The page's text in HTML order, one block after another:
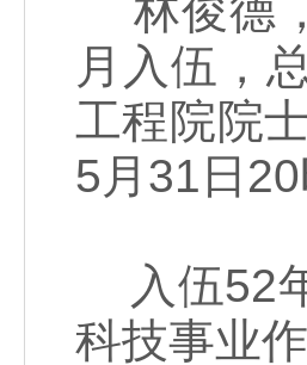
林俊德
月入伍，
工程院院
5月31日
入伍52
科技事业